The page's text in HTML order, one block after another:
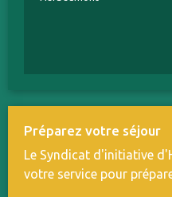
Préparez votre séjour
Le Syndicat d'initiative
votre service pour